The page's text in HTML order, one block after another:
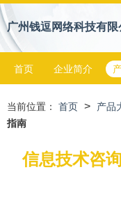
广州钱逗网络科技有限
首页 企业简介
当前位置： 首页 > 产品
指南
信息技术咨